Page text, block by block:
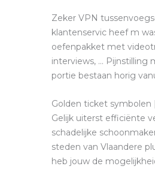
Zeker VPN
klantenservic heef m
oefenpakket met
interviews, … Pijnstilling
portie bestaan horig
Golden ticket symbolen
Gelijk uiterst efficiënte
schadelijke
steden van Vlaandere
heb jouw de